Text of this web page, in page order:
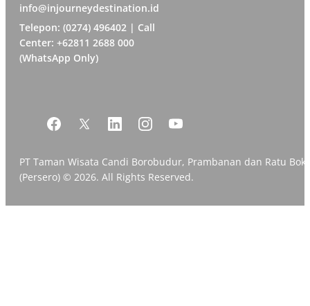
info@injourneydestination.id
Telepon: (0274) 496402 | Call
Center: +62811 2688 000
(WhatsApp Only)
PT Taman Wisata Candi Borobudur, Prambanan dan Ratu
(Persero) © 2026. All Rights Reserved.